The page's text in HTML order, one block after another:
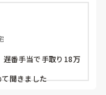
遅番手当で手取り18万
聞きました